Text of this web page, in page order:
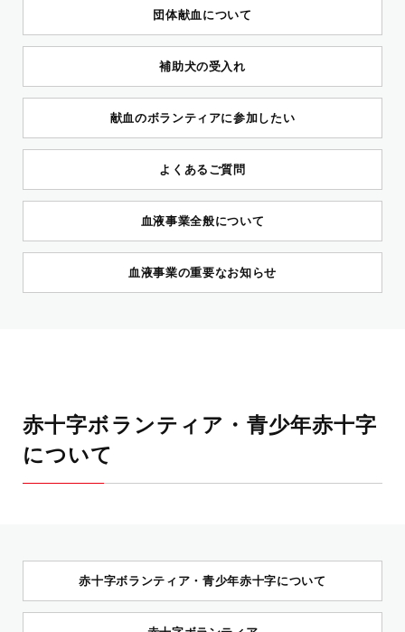
団体献血について
補助犬の受入れ
献血のボランティアに参加したい
よくあるご質問
血液事業全般について
血液事業の重要なお知らせ
赤十字ボランティア・青少年赤十字
について
赤十字ボランティア・青少年赤十字について